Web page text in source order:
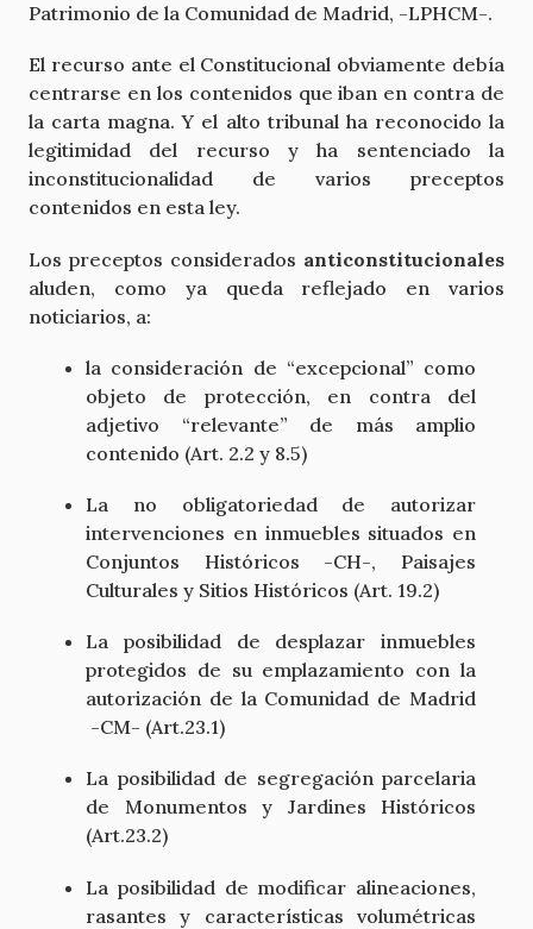
Patrimonio de la Comunidad de Madrid, -LPHCM-.
El recurso ante el Constitucional obviamente debía
centrarse en los contenidos que iban en contra de
la carta magna. Y el alto tribunal ha reconocido la
legitimidad del recurso y ha sentenciado la
inconstitucionalidad de varios preceptos
contenidos en esta ley.
Los preceptos considerados anticonstitucionales
aluden, como ya queda reflejado en varios
noticiarios, a:
la consideración de “excepcional” como
objeto de protección, en contra del
adjetivo “relevante” de más amplio
contenido (Art. 2.2 y 8.5)
La no obligatoriedad de autorizar
intervenciones en inmuebles situados en
Conjuntos Históricos -CH-, Paisajes
Culturales y Sitios Históricos (Art. 19.2)
La posibilidad de desplazar inmuebles
protegidos de su emplazamiento con la
autorización de la Comunidad de Madrid
-CM- (Art.23.1)
La posibilidad de segregación parcelaria
de Monumentos y Jardines Históricos
(Art.23.2)
La posibilidad de modificar alineaciones,
rasantes y características volumétricas